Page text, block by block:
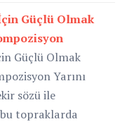
Güçlü Olmak
Güçlü Olmak
Yarını
sözü ile
topraklarda